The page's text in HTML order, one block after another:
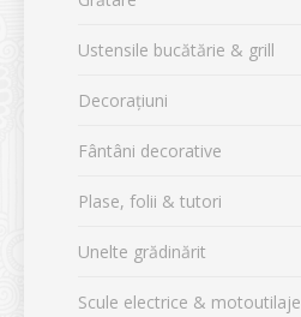
Ustensile bucătărie & grill
Decorațiuni
Fântâni decorative
Plase, folii & tutori
Unelte grădinărit
Scule electrice & motoutilaje